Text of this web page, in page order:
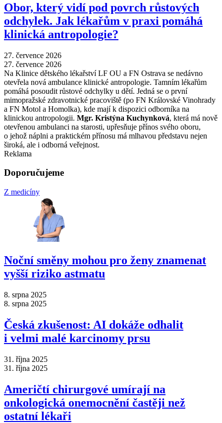
Obor, který vidí pod povrch růstových
odchylek. Jak lékařům v praxi pomáhá
klinická antropologie?
27. července 2026
27. července 2026
Na Klinice dětského lékařství LF OU a FN Ostrava se nedávno
otevřela nová ambulance klinické antropologie. Tamním lékařům
pomáhá posoudit růstové odchylky u dětí. Jedná se o první
mimopražské zdravotnické pracoviště (po FN Královské Vinohrady
a FN Motol a Homolka), kde mají k dispozici odborníka na
klinickou antropologii. Mgr. Kristýna Kuchynková, která má nově
otevřenou ambulanci na starosti, upřesňuje přínos svého oboru,
o jehož náplni a praktickém přínosu má mlhavou představu nejen
široká, ale i odborná veřejnost.
Reklama
Doporučujeme
Z medicíny
Noční směny mohou pro ženy znamenat
vyšší riziko astmatu
8. srpna 2025
8. srpna 2025
Česká zkušenost: AI dokáže odhalit
i velmi malé karcinomy prsu
31. října 2025
31. října 2025
Američtí chirurgové umírají na
onkologická onemocnění častěji než
ostatní lékaři